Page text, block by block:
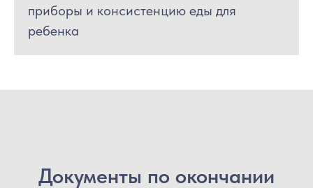
приборы и консистенцию еды для
ребенка
Документы по окончании